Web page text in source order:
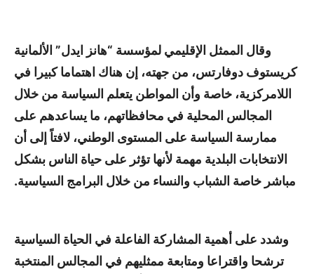
وقال الممثل الإقليمي لمؤسسة “هانز ايدل” الألمانية
كريستوف دوفارتس، من جهته، إن هناك اهتماما كبيرا في
اللامركزية، خاصة وأن المواطن يتعلم السياسة من خلال
المجالس المحلية في محافظاتهم، ما يساعدهم على
ممارسة السياسة على المستوى الوطني، لافتاً إلى أن
الانتخابات البلدية مهمة لأنها تؤثر على حياة الناس بشكل
مباشر خاصة الشباب والنساء من خلال البرامج السياسية.
وشدد على أهمية المشاركة الفاعلة في الحياة السياسية
ترشحا واقتراعا ومتابعة ممثليهم في المجالس المنتخبة